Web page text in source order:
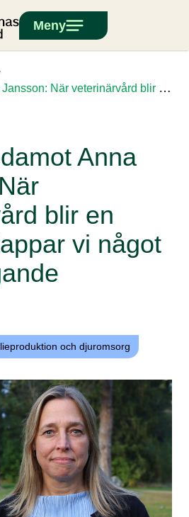
Meny
Styrelseledamot Anna Jansson: När veterinärvård blir en affärsidé tappar vi något grundläggande
Anna
blir en
vi något
och djuromsorg